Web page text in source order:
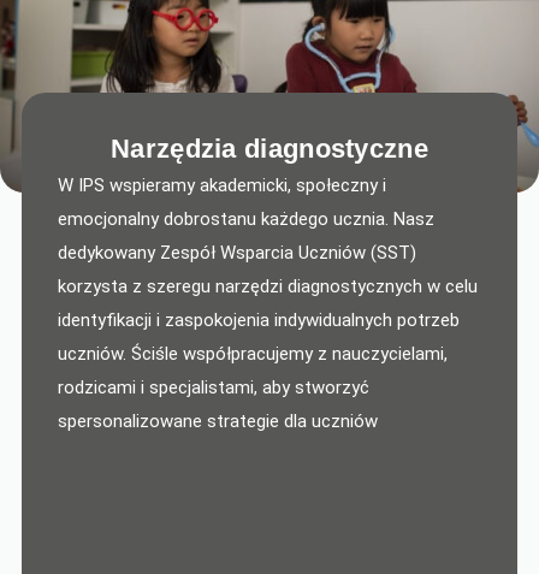
Narzędzia diagnostyczne
W IPS wspieramy akademicki, społeczny i
emocjonalny dobrostanu każdego ucznia. Nasz
dedykowany Zespół Wsparcia Uczniów (SST)
korzysta z szeregu narzędzi diagnostycznych w celu
identyfikacji i zaspokojenia indywidualnych potrzeb
uczniów. Ściśle współpracujemy z nauczycielami,
rodzicami i specjalistami, aby stworzyć
spersonalizowane strategie dla uczniów